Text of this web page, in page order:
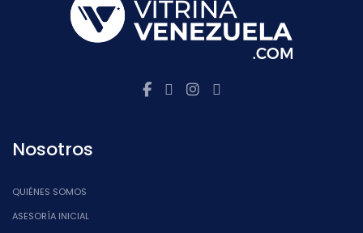
Nosotros
QUIÉNES SOMOS
ASESORÍA INICIAL